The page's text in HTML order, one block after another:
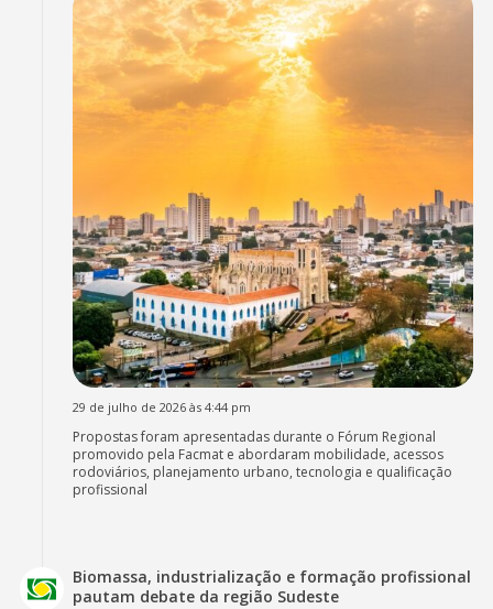
29 de julho de 2026 às 4:44 pm
Propostas foram apresentadas durante o Fórum Regional
promovido pela Facmat e abordaram mobilidade, acessos
rodoviários, planejamento urbano, tecnologia e qualificação
profissional
Biomassa, industrialização e formação profissional
pautam debate da região Sudeste